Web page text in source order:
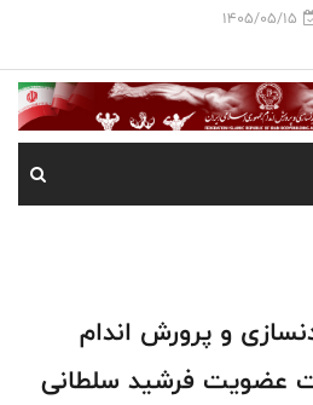
1405/05/15
و پرورش اندام
عضویت فرشید سلطانی